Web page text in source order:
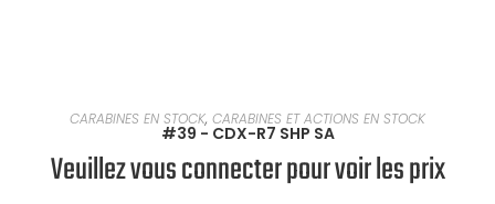
EN SAVOIR PLUS
CARABINES EN STOCK, CARABINES ET ACTIONS EN STOCK
#39 - CDX-R7 SHP SA
Veuillez vous connecter pour voir les prix